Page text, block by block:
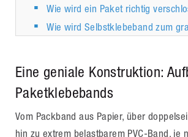
Wie wird ein Paket richtig
Wie wird Selbstklebeband zum
Eine geniale Konstruktion:
Paketklebebands
Vom Packband aus Papier, über
hin zu extrem belastbarem PVC-Band, je